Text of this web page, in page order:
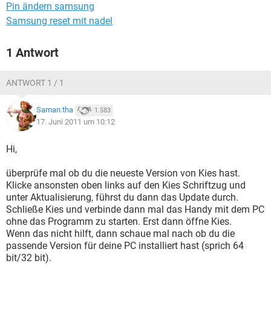
Pin ändern samsung
Samsung reset mit nadel
1 Antwort
ANTWORT 1 / 1
Saman.tha 1.583
17. Juni 2011 um 10:12
Hi,
überprüfe mal ob du die neueste Version von Kies hast.
Klicke ansonsten oben links auf den Kies Schriftzug und
unter Aktualisierung, führst du dann das Update durch.
Schließe Kies und verbinde dann mal das Handy mit dem PC
ohne das Programm zu starten. Erst dann öffne Kies.
Wenn das nicht hilft, dann schaue mal nach ob du die
passende Version für deine PC installiert hast (sprich 64
bit/32 bit).